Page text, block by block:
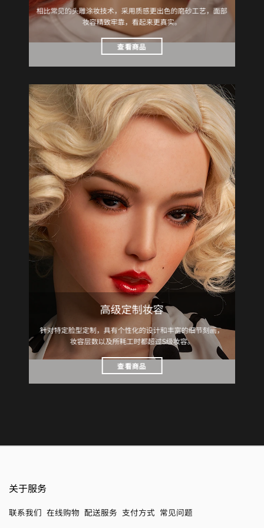
相比常见的头雕涂妆技术，采用质感更出色的磨砂工艺，面部
妆容精致牢靠，看起来更真实。
查看商品
高级定制妆容
针对特定脸型定制，具有个性化的设计和丰富的细节刻画，
妆容层数以及所耗工时都超过S级妆容。
查看商品
关于服务
联系我们 在线购物 配送服务 支付方式 常见问题